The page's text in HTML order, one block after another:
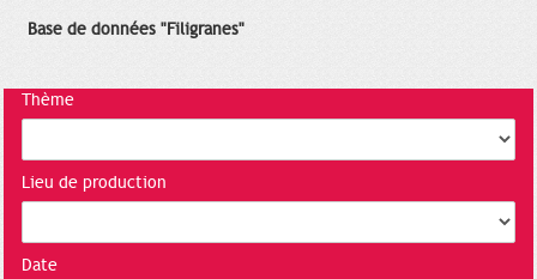
Base de données "Filigranes"
Thème
Lieu de production
Date